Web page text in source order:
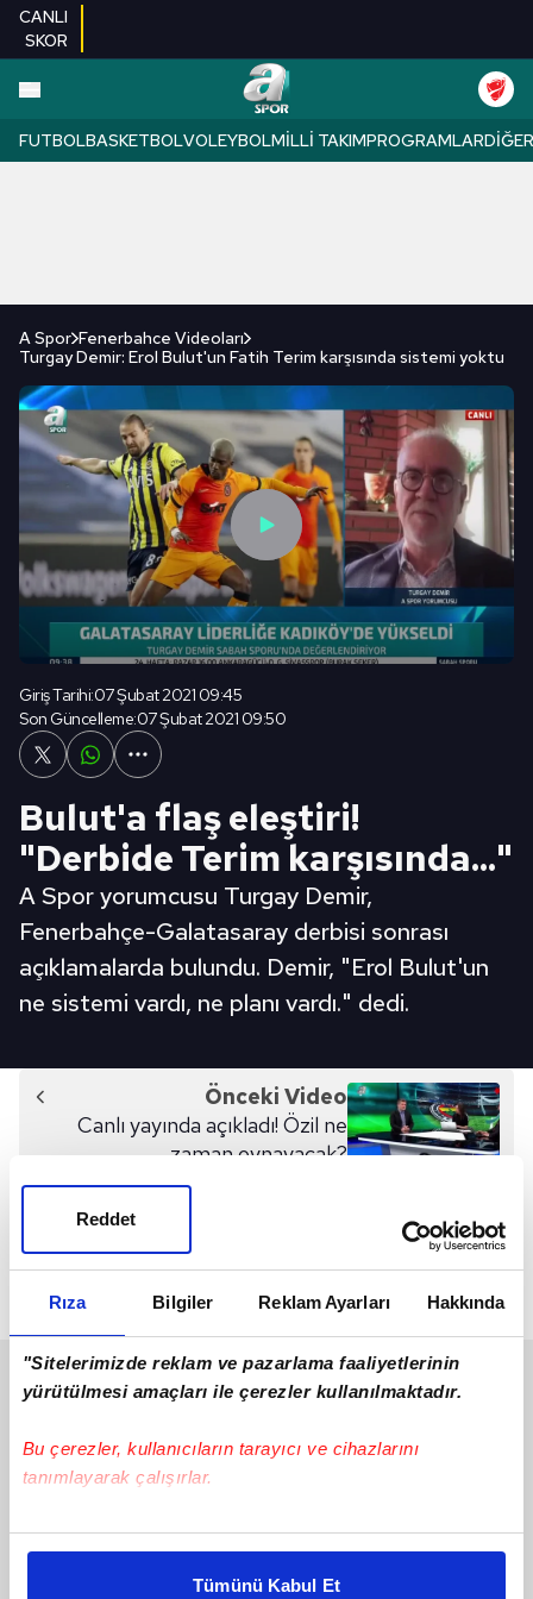
Rıza Bilgiler Reklam Ayarları Hakkında
"Sitelerimizde reklam ve pazarlama faaliyetlerinin
yürütülmesi amaçları ile çerezler kullanılmaktadır.
Bu çerezler, kullanıcıların tarayıcı ve cihazlarını
tanımlayarak çalışırlar.
Bu çerezlere izin vermeniz halinde sizlere özel
daha iyi reklam deneyimi yaşatabiliriz. Bunu yaparken
Tümünü Kabul Et
Reddet
CANLI
SKOR
FUTBOLBASKETBOLVOLEYBOLMILLI TAKIMPROGRAMLARDIĞER
A Spor Fenerbahce Videoları
Turgay Demir: Erol Bulut'un Fatih Terim karşısında sistemi yoktu
Giriş Tarihi:07 Şubat 2021 09:45
Son Güncelleme:07 Şubat 2021 09:50
Bulut'a flaş eleştiri!
"Derbide Terim karşısında..."
A Spor yorumcusu Turgay Demir,
Fenerbahçe-Galatasaray derbisi sonrası
açıklamalarda bulundu. Demir, "Erol Bulut'un
ne sistemi vardı, ne planı vardı." dedi.
Önceki Video
Canlı yayında açıkladı! Özil ne
zaman oynayacak?
Serdar'ın Donk'a müdahalesi
penaltı mı? Usta isimler
yorumladı
SON 24 SAAT